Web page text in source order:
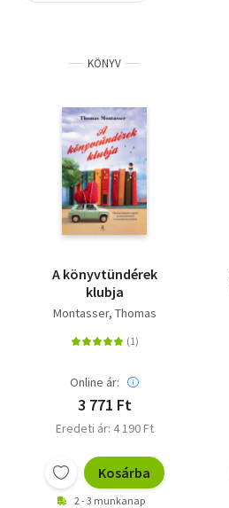
Tankönyv, segédkönyv
Társadalomtudomány
Természettudomány
Történelem
KÖNYV
A könyvtündérek
klubja
Montasser, Thomas
Online ár:
3 771 Ft
Eredeti ár: 4 190 Ft
Kosárba
2 - 3 munkanap